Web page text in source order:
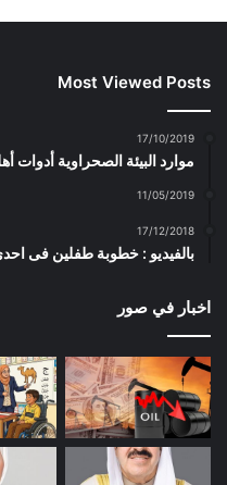
Most Viewed Posts
17/10/2019
موارد البيئة الصحراوية أدوات
11/05/2019
17/12/2018
بالفيديو : خطوبة طفلين فى
اخبار في صور